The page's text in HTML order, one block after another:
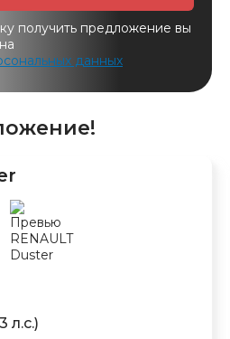
получить предложение вы
данных
л.с.)